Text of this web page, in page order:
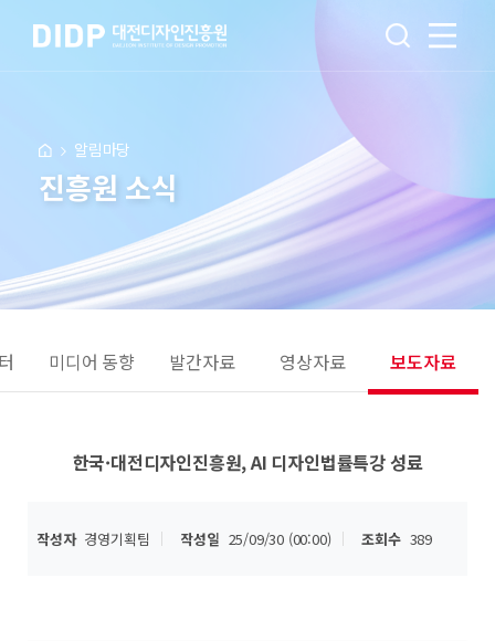
알림마당
진흥원 소식
미디어 동향 발간자료 영상자료 보도자료
한국·대전디자인진흥원, AI 디자인법률특강 성료
작성자 경영기획팀 작성일 25/09/30 (00:00) 조회수 389